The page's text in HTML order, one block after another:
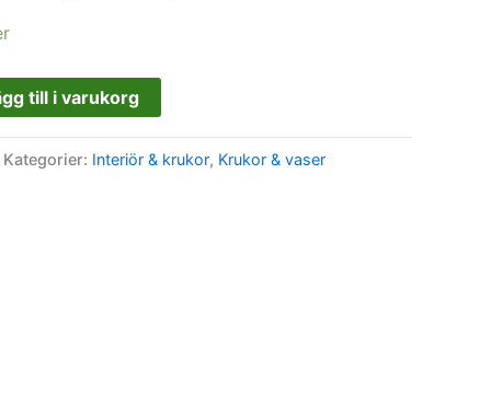
till i varukorg
Kategorier: Interiör & krukor, Krukor & vaser